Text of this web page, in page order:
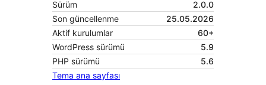
Sürüm
2.0.0
Son güncellenme
25.05.2026
Aktif kurulumlar
60+
WordPress sürümü
5.9
PHP sürümü
5.6
Tema ana sayfası